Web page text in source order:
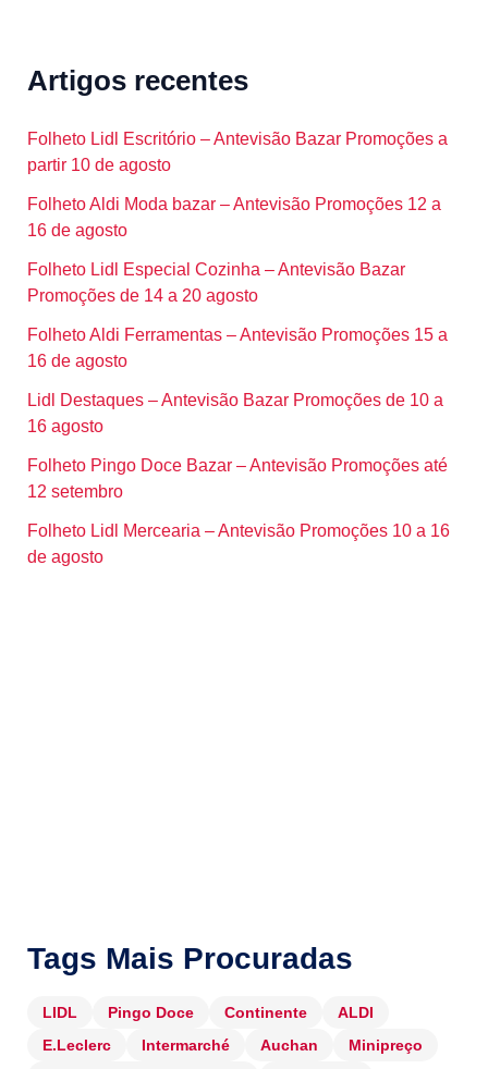
Artigos recentes
Folheto Lidl Escritório – Antevisão Bazar Promoções a
partir 10 de agosto
Folheto Aldi Moda bazar – Antevisão Promoções 12 a
16 de agosto
Folheto Lidl Especial Cozinha – Antevisão Bazar
Promoções de 14 a 20 agosto
Folheto Aldi Ferramentas – Antevisão Promoções 15 a
16 de agosto
Lidl Destaques – Antevisão Bazar Promoções de 10 a
16 agosto
Folheto Pingo Doce Bazar – Antevisão Promoções até
12 setembro
Folheto Lidl Mercearia – Antevisão Promoções 10 a 16
de agosto
Tags Mais Procuradas
LIDL Pingo Doce Continente
ALDI
E.Leclerc
Intermarché Auchan
Minipreço